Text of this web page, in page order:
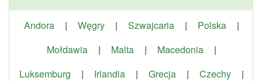
Andora | Węgry | Szwajcaria | Polska
|
Mołdawia
| Malta | Macedonia
|
Luksemburg
| Irlandia | Grecja | Czechy
|